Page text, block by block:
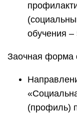
обучения –
Заочная форма
(профиль)